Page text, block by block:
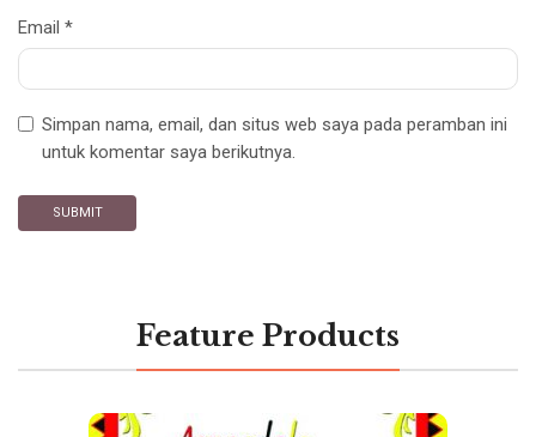
Email *
Simpan nama, email, dan situs web saya pada peramban ini
untuk komentar saya berikutnya.
Feature Products